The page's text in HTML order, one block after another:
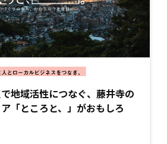
地域活性につなぐ、藤井寺の
「ところと、」がおもしろ